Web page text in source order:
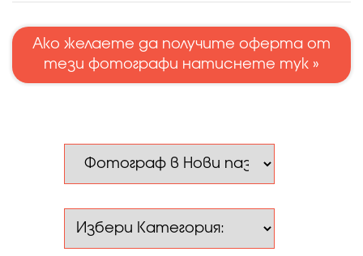
Ако желаете да получите оферта от
тези фотографи натиснете тук »